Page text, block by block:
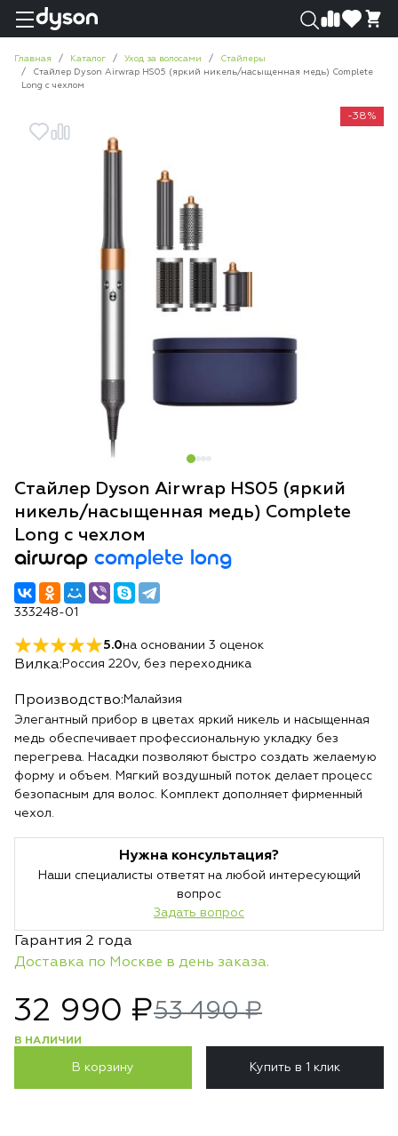
Главная Каталог Уход за волосами
Стайлеры
Стайлер Dyson Airwrap HS05 (яркий никель/насыщенная медь) Complete
Long с чехлом
-38%
Стайлер Dyson Airwrap HS05 (яркий
никель/насыщенная медь) Complete
Long с чехлом
airwrap complete long
333248-01
5.0на основании 3 оценок
Вилка: Россия 220v, без переходника
Производство: Малайзия
Элегантный прибор в цветах яркий никель и насыщенная
медь обеспечивает профессиональную укладку без
перегрева. Насадки позволяют быстро создать желаемую
форму и объем. Мягкий воздушный поток делает процесс
безопасным для волос. Комплект дополняет фирменный
чехол.
Нужна консультация?
Наши специалисты ответят на любой интересующий
вопрос
Задать вопрос
Гарантия 2 года
Доставка по Москве в день заказа.
32 990 ₽53 490 ₽
В НАЛИЧИИ
В корзину Купить в 1 клик